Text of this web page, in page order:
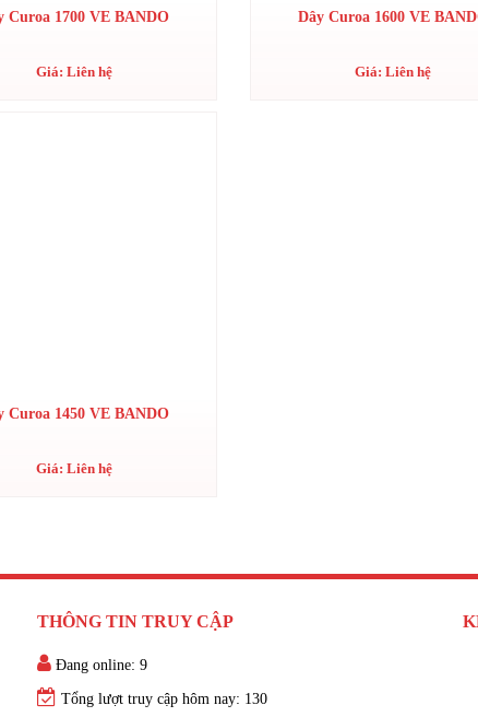
Curoa 1700 VE BANDO
Giá: Liên hệ
Dây Curoa 1600 VE
Giá: Liên hệ
Curoa 1450 VE BANDO
Giá: Liên hệ
THÔNG TIN TRUY CẬP
Đang online: 9
Tổng lượt truy cập hôm nay: 130